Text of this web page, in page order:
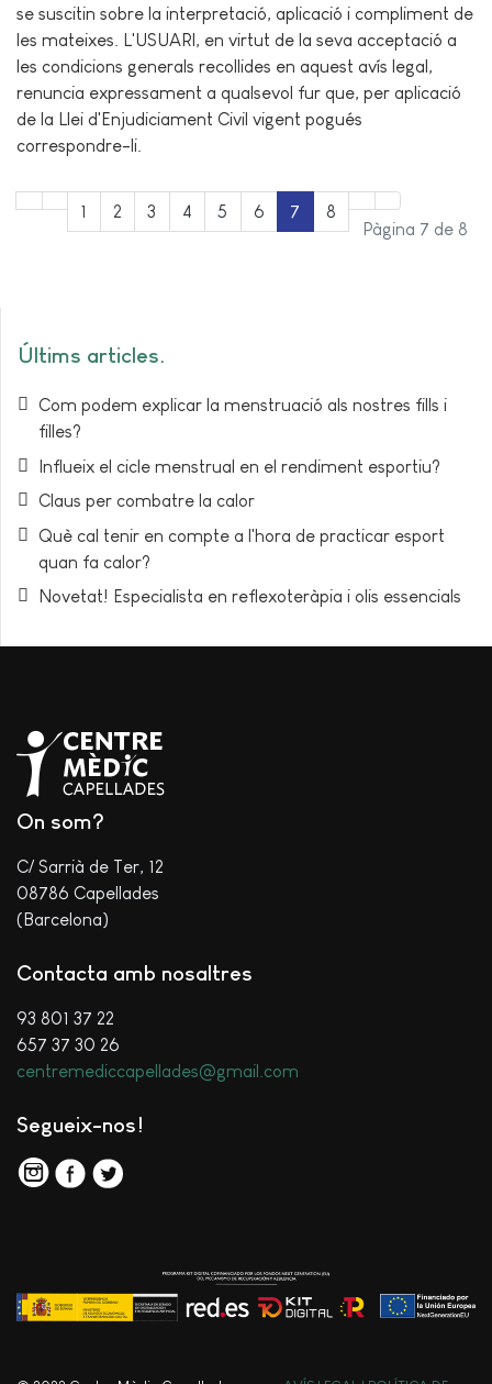
se suscitin sobre la interpretació, aplicació i compliment de
les mateixes. L'USUARI, en virtut de la seva acceptació a
les condicions generals recollides en aquest avís legal,
renuncia expressament a qualsevol fur que, per aplicació
de la Llei d'Enjudiciament Civil vigent pogués
correspondre-li.
Pàgina 7 de 8
1 2 3 4 5 6 7 8
Últims articles
Com podem explicar la menstruació als nostres fills i
filles?
Influeix el cicle menstrual en el rendiment esportiu?
Claus per combatre la calor
Què cal tenir en compte a l'hora de practicar esport
quan fa calor?
Novetat! Especialista en reflexoteràpia i olis essencials
On som?
C/ Sarrià de Ter, 12
08786 Capellades
(Barcelona)
Contacta amb nosaltres
93 801 37 22
657 37 30 26
centremediccapellades@gmail.com
Segueix-nos!